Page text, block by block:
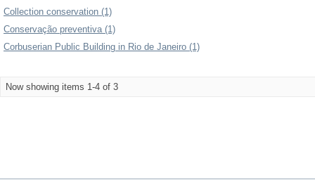
Collection conservation (1)
Conservação preventiva (1)
Corbuserian Public Building in Rio de Janeiro (1)
Now showing items 1-4 of 3